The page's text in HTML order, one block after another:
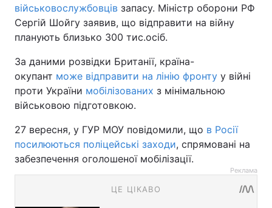
військовослужбовців запасу. Міністр оборони РФ
Сергій Шойгу заявив, що відправити на війну
планують близько 300 тис.осіб.
За даними розвідки Британії, країна-
окупант може відправити на лінію фронту у війні
проти України мобілізованих з мінімальною
військовою підготовкою.
27 вересня, у ГУР МОУ повідомили, що в Росії
посилюються поліцейські заходи, спрямовані на
забезпечення оголошеної мобілізації.
Реклама